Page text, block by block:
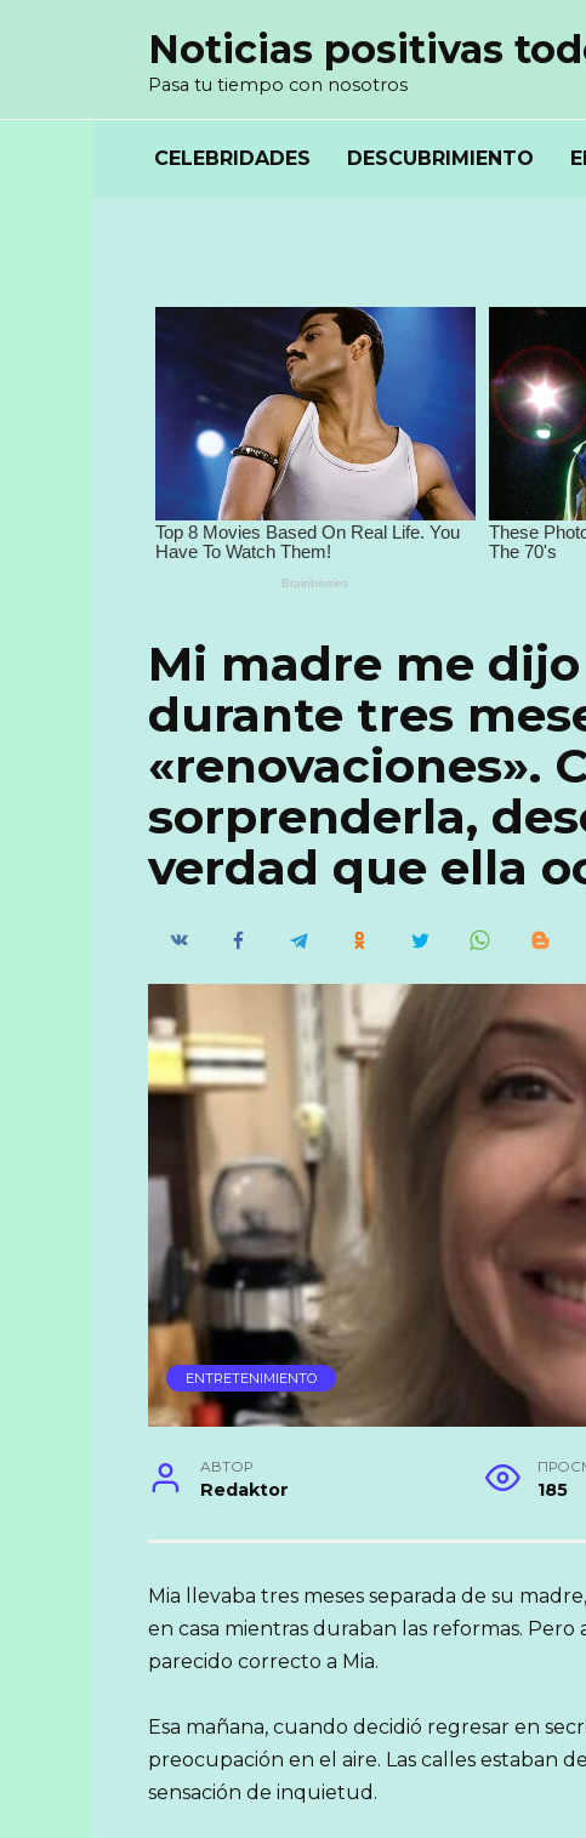
Noticias positivas
Pasa tu tiempo con nosotros
CELEBRIDADES DESCUBRIMIENTO
Mi madre me
durante tres
«renovaciones».
sorprenderla,
verdad que ella
ENTRETENIMIENTO
АВТОР
Redaktor 185
Mia llevaba tres meses separada de su
en casa mientras duraban las reformas.
parecido correcto a Mia.
Esa mañana, cuando decidió regresar en
preocupación en el aire. Las calles estaban
sensación de inquietud.